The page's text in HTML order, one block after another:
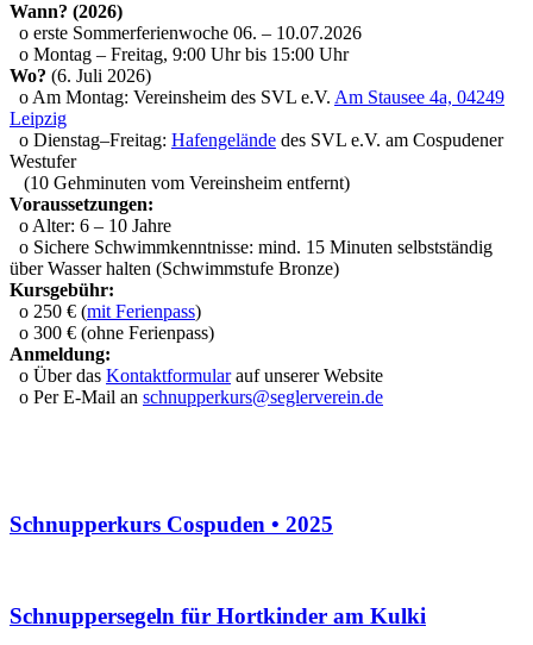
Wann? (2026)
o erste Sommerferienwoche 06. – 10.07.2026
o Montag – Freitag, 9:00 Uhr bis 15:00 Uhr
Wo? (6. Juli 2026)
o Am Montag: Vereinsheim des SVL e.V. Am Stausee 4a, 04249
Leipzig
o Dienstag–Freitag: Hafengelände des SVL e.V. am Cospudener
Westufer
(10 Gehminuten vom Vereinsheim entfernt)
Voraussetzungen:
o Alter: 6 – 10 Jahre
o Sichere Schwimmkenntnisse: mind. 15 Minuten selbstständig
über Wasser halten (Schwimmstufe Bronze)
Kursgebühr:
o 250 € (mit Ferienpass)
o 300 € (ohne Ferienpass)
Anmeldung:
o Über das Kontaktformularauf unserer Website
o Per E-Mail an schnupperkurs@seglerverein.de
Schnupperkurs Cospuden • 2025
Schnuppersegeln für Hortkinder am Kulki